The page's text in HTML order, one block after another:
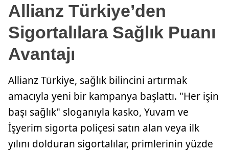
Ağrı
Amasya
Antalya
Artvin
Aydın
Balıkesir
Allianz Türkiye’den
Sigortalılara Sağlık Puanı
Avantajı
Allianz Türkiye, sağlık bilincini artırmak
amacıyla yeni bir kampanya başlattı. "Her işin
başı sağlık" sloganıyla kasko, Yuvam ve
İşyerim sigorta poliçesi satın alan veya ilk
yılını dolduran sigortalılar, primlerinin yüzde